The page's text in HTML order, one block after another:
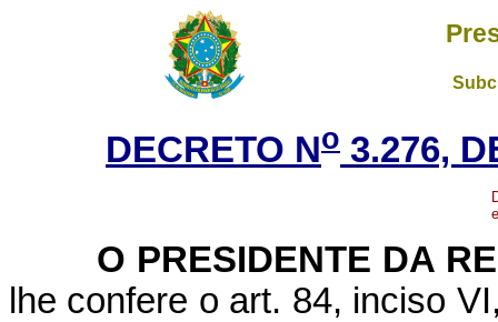
DECRETO No 3.276,
O PRESIDENTE DA
lhe confere o art. 84, inciso